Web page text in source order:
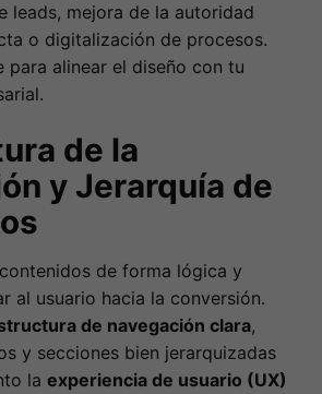
leads, mejora de la autoridad
o digitalización de procesos.
para alinear el diseño con tu
de la
y Jerarquía de
de forma lógica y
al usuario hacia la conversión.
de navegación clara,
y secciones bien jerarquizadas
la experiencia de usuario (UX)